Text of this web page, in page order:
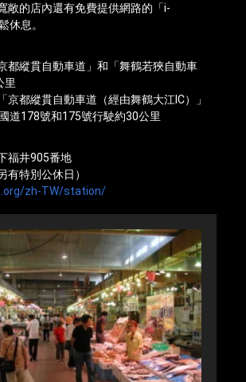
敞的店內還有免費提供網路的「i-
休息。
都縱貫自動車道」和「舞鶴若狹自動車
里
京都縱貫自動車道（經由舞鶴大江IC）」
道178號和175號行駛約30公里
福井905番地
有特別公休日）
zh-TW/station/